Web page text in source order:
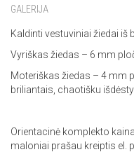
GALERIJA
Kaldinti vestuviniai žiedai iš
Vyriškas žiedas – 6 mm
Moteriškas žiedas – 4 mm
briliantais, chaotišku
Orientacinė komplekto
maloniai prašau kreiptis el.